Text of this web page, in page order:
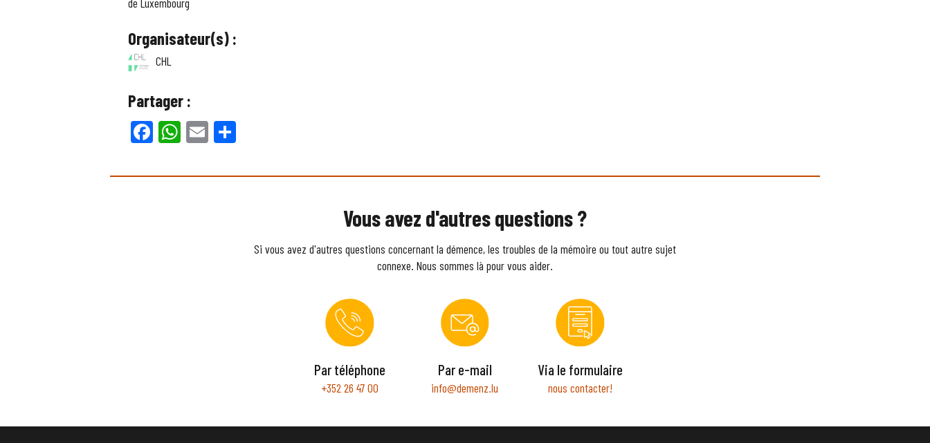
Organisateur(s) :
CHL
Partager :
Facebook
WhatsApp
Email
Vous avez d'autres questions ?
Si vous avez d'autres questions concernant la démence, les troubles de la mémoire ou tout autre sujet
connexe. Nous sommes là pour vous aider.
Par téléphone
+352 26 47 00
Par e-mail
info@demenz.lu
Via le formulaire
nous contacter!